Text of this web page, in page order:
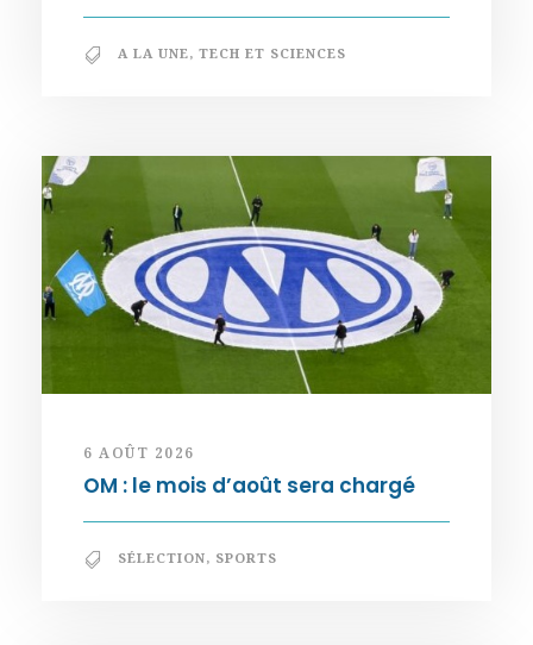
A LA UNE, TECH ET SCIENCES
6 AOÛT 2026
OM : le mois d’août sera chargé
SÉLECTION, SPORTS